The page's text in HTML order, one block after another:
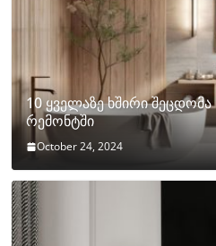
10 ყველაზე ხშირი
რემონტში
October 24, 2024